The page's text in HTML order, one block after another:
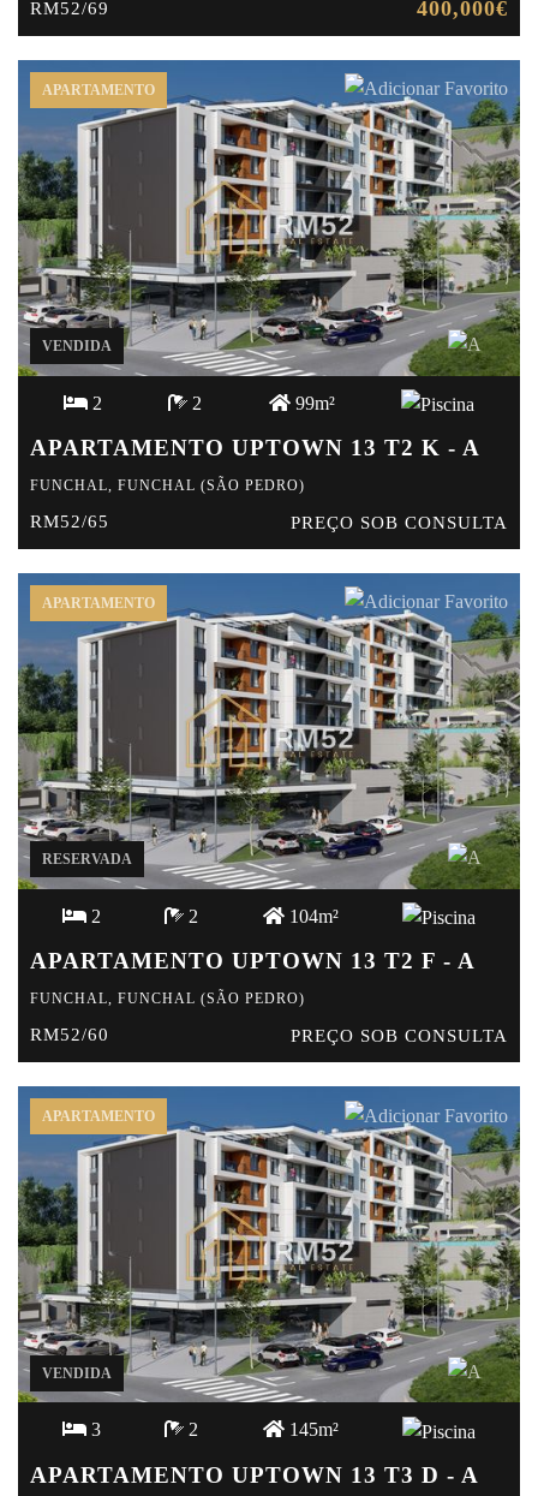
RM52/69 400,000€
VENDIDA
APARTAMENTO
2 2 99m²
APARTAMENTO UPTOWN 13 T2 K - A
FUNCHAL, FUNCHAL (SÃO PEDRO)
RM52/65 PREÇO SOB CONSULTA
RESERVADA
APARTAMENTO
2 2 104m²
APARTAMENTO UPTOWN 13 T2 F - A
FUNCHAL, FUNCHAL (SÃO PEDRO)
RM52/60 PREÇO SOB CONSULTA
VENDIDA
APARTAMENTO
3 2 145m²
APARTAMENTO UPTOWN 13 T3 D - A